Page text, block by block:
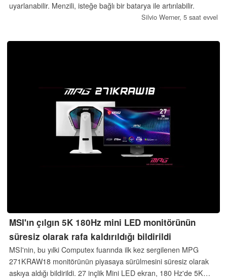
uyarlanabilir. Menzili, isteğe bağlı bir batarya ile artırılabilir.
Silvio Werner, 5 saat evvel
MSI'ın çılgın 5K 180Hz mini LED monitörünün
süresiz olarak rafa kaldırıldığı bildirildi
MSI'nin, bu yılki Computex fuarında ilk kez sergilenen MPG
271KRAW18 monitörünün piyasaya sürülmesini süresiz olarak
askıya aldığı bildirildi. 27 inçlik Mini LED ekran, 180 Hz'de 5K